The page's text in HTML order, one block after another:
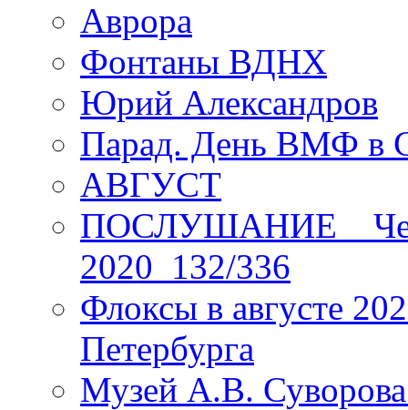
Аврора
Фонтаны ВДНХ
Юрий Александров
Парад. День ВМФ в
АВГУСТ
ПОСЛУШАНИЕ _
2020_132/336
Флоксы в августе
Петербурга
Музей А.В.